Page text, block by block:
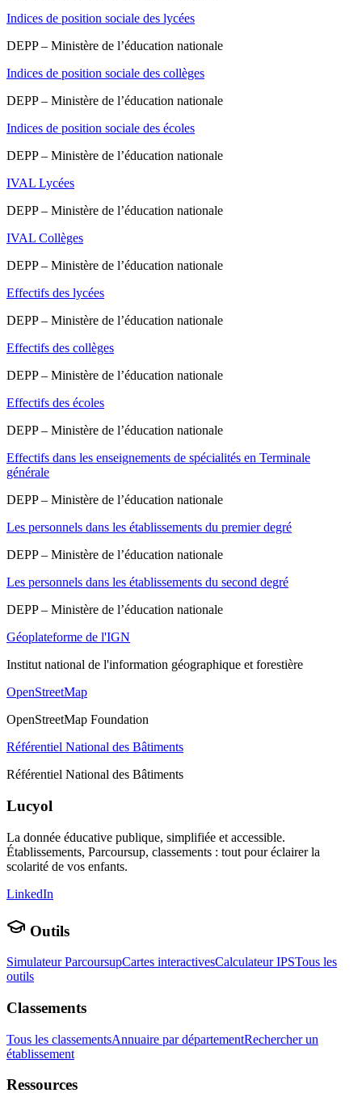
Indices de position sociale des lycées
DEPP – Ministère de l’éducation nationale
Indices de position sociale des collèges
DEPP – Ministère de l’éducation nationale
Indices de position sociale des écoles
DEPP – Ministère de l’éducation nationale
IVAL Lycées
DEPP – Ministère de l’éducation nationale
IVAL Collèges
DEPP – Ministère de l’éducation nationale
Effectifs des lycées
DEPP – Ministère de l’éducation nationale
Effectifs des collèges
DEPP – Ministère de l’éducation nationale
Effectifs des écoles
DEPP – Ministère de l’éducation nationale
Effectifs dans les enseignements de spécialités en Terminale
générale
DEPP – Ministère de l’éducation nationale
Les personnels dans les établissements du premier degré
DEPP – Ministère de l’éducation nationale
Les personnels dans les établissements du second degré
DEPP – Ministère de l’éducation nationale
Géoplateforme de l'IGN
Institut national de l'information géographique et forestière
OpenStreetMap
OpenStreetMap Foundation
Référentiel National des Bâtiments
Référentiel National des Bâtiments
Lucyol
La donnée éducative publique, simplifiée et accessible.
Établissements, Parcoursup, classements : tout pour éclairer la
scolarité de vos enfants.
LinkedIn
Outils
Simulateur ParcoursupCartes interactivesCalculateur IPSTous les
outils
Classements
Tous les classementsAnnuaire par départementRechercher un
établissement
Ressources